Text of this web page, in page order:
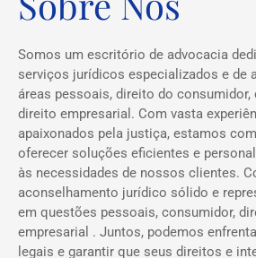
Somos um escritório de advocacia
serviços jurídicos especializados e de
áreas pessoais, direito do
direito empresarial. Com vasta
apaixonados pela justiça, estamos
oferecer soluções eficientes e
às necessidades de nossos clientes.
aconselhamento jurídico sólido e
em questões pessoais, consumidor,
empresarial . Juntos, podemos
legais e garantir que seus direitos e